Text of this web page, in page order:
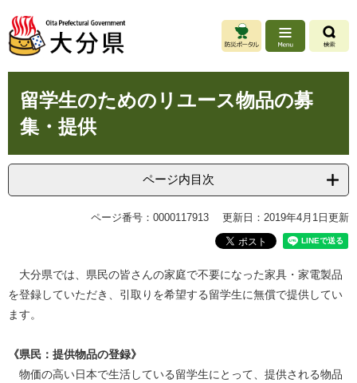
ジ
先
ュ
を
本
へ
留学生のためのリユース物品の募
集・提供
ページ内目次
ページ番号：0000117913 更新日：2019年4月1日更新
大分県では、県民の皆さんの家庭で不要になった家具・家電製品
を登録していただき、引取りを希望する留学生に無償で提供してい
ます。
《県民：提供物品の登録》
物価の高い日本で生活している留学生にとって、提供される物品